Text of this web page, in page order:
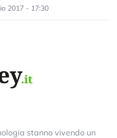
2017 - 17:30
stanno vivendo un